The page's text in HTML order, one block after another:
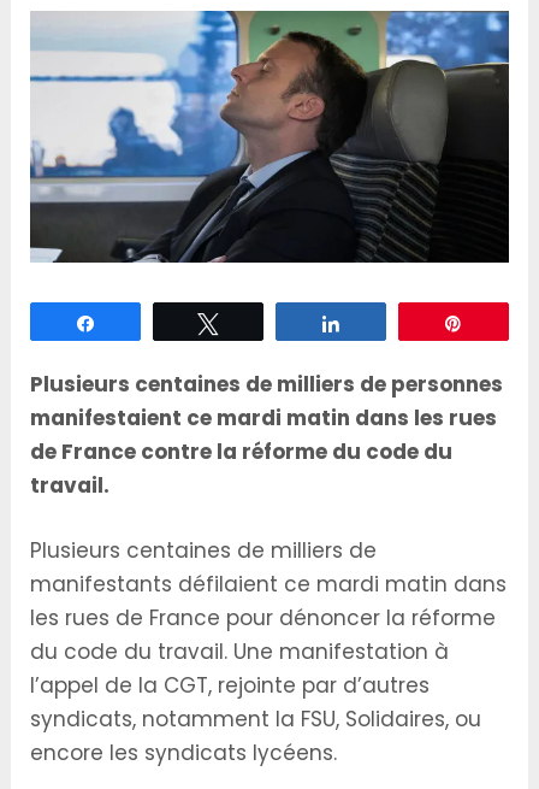
Plusieurs centaines de milliers de personnes
manifestaient ce mardi matin dans les rues
de France contre la réforme du code du
travail.
Plusieurs centaines de milliers de
manifestants défilaient ce mardi matin dans
les rues de France pour dénoncer la réforme
du code du travail. Une manifestation à
l’appel de la CGT, rejointe par d’autres
syndicats, notamment la FSU, Solidaires, ou
encore les syndicats lycéens.